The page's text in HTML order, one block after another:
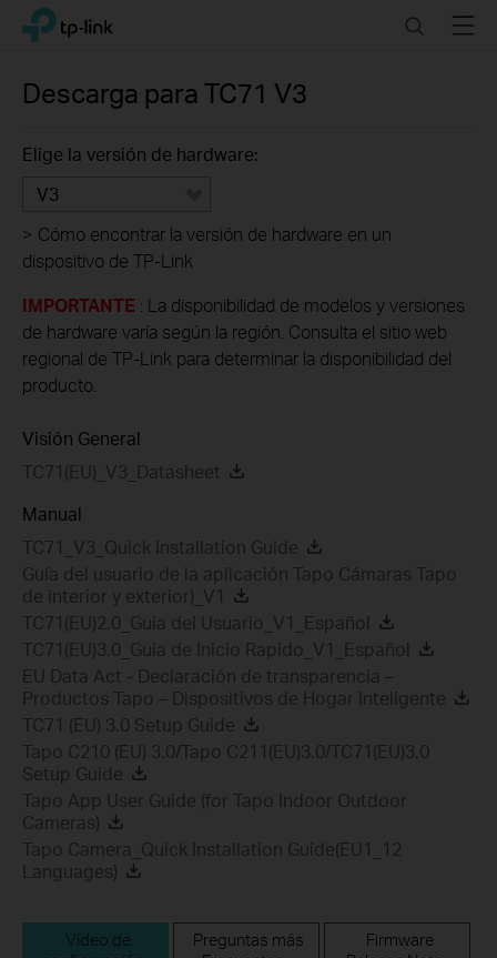
Click
navigation
TP-Link, Reliably Smart SearchMenu
Descarga para TC71 V3
Elige la versión de hardware:
V3
> Cómo encontrar la versión de hardware en un
dispositivo de TP-Link
IMPORTANTE : La disponibilidad de modelos y versiones
de hardware varía según la región. Consulta el sitio web
regional de TP-Link para determinar la disponibilidad del
producto.
Visión General
TC71(EU)_V3_Datasheet
Manual
TC71_V3_Quick Installation Guide
Guía del usuario de la aplicación Tapo Cámaras Tapo
de interior y exterior)_V1
TC71(EU)2.0_Guia del Usuario_V1_Español
TC71(EU)3.0_Guia de Inicio Rapido_V1_Español
EU Data Act - Declaración de transparencia –
Productos Tapo – Dispositivos de Hogar Inteligente
TC71 (EU) 3.0 Setup Guide
Tapo C210 (EU) 3.0/Tapo C211(EU)3.0/TC71(EU)3.0
Setup Guide
Tapo App User Guide (for Tapo Indoor Outdoor
Cameras)
Tapo Camera_Quick Installation Guide(EU1_12
Languages)
Vídeo de
Preguntas más
Firmware